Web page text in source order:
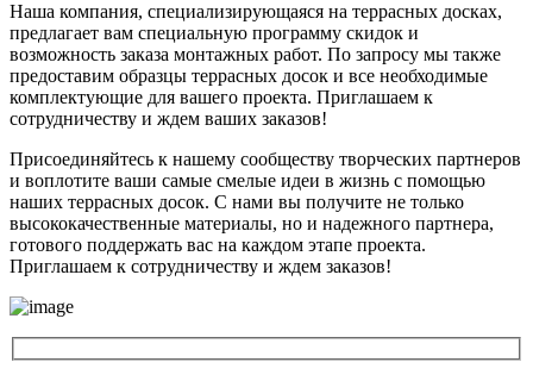
Наша компания, специализирующаяся на террасных досках,
предлагает вам специальную программу скидок и
возможность заказа монтажных работ. По запросу мы также
предоставим образцы террасных досок и все необходимые
комплектующие для вашего проекта. Приглашаем к
сотрудничеству и ждем ваших заказов!
Присоединяйтесь к нашему сообществу творческих партнеров
и воплотите ваши самые смелые идеи в жизнь с помощью
наших террасных досок. С нами вы получите не только
высококачественные материалы, но и надежного партнера,
готового поддержать вас на каждом этапе проекта.
Приглашаем к сотрудничеству и ждем заказов!